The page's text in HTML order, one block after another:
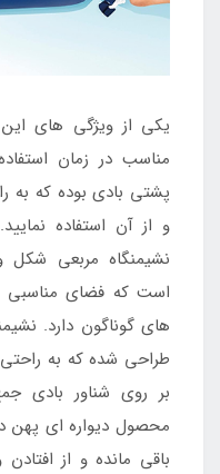
یکی از ویژگی های این
مناسب در زمان
پشتی بادی بوده که به
و از آن استفاده
نشیمنگاه مربعی شکل و
است که فضای مناسبی
های گوناگون دارد.
طراحی شده که به
بر روی شناور بادی
محصول دیواره ای پهن
باقی مانده و از